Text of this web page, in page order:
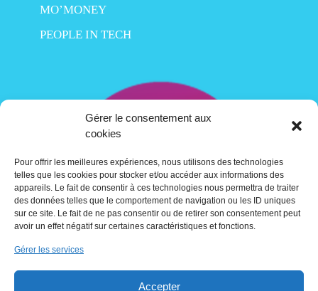
Gérer le consentement aux
cookies
Pour offrir les meilleures expériences, nous utilisons des technologies
telles que les cookies pour stocker et/ou accéder aux informations des
appareils. Le fait de consentir à ces technologies nous permettra de traiter
des données telles que le comportement de navigation ou les ID uniques
sur ce site. Le fait de ne pas consentir ou de retirer son consentement peut
avoir un effet négatif sur certaines caractéristiques et fonctions.
Gérer les services
Accepter
MO’MONEY
PEOPLE IN TECH